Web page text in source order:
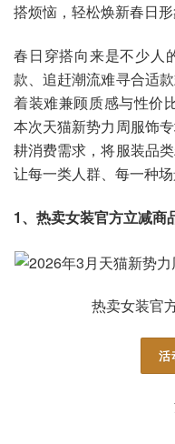
搭烦恼，轻松焕新春日形
春日穿搭向来是不少人
款、追赶潮流难寻合适
着装难兼顾质感与性
本次天猫新势力周服饰
耕消费需求，将服装品
让每一类人群、每一种
1、热卖女装官方立减商
热卖女装官
活